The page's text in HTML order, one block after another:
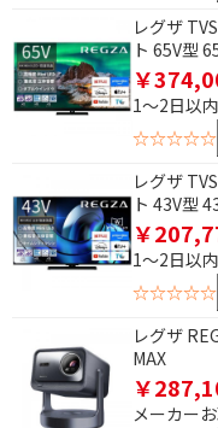
レグザ
ト 65V型
￥
1～2日以
☆☆☆☆☆
レグザ
ト 43V型
￥
1～2日以
☆☆☆☆☆
レグザ
MAX
￥
メーカー